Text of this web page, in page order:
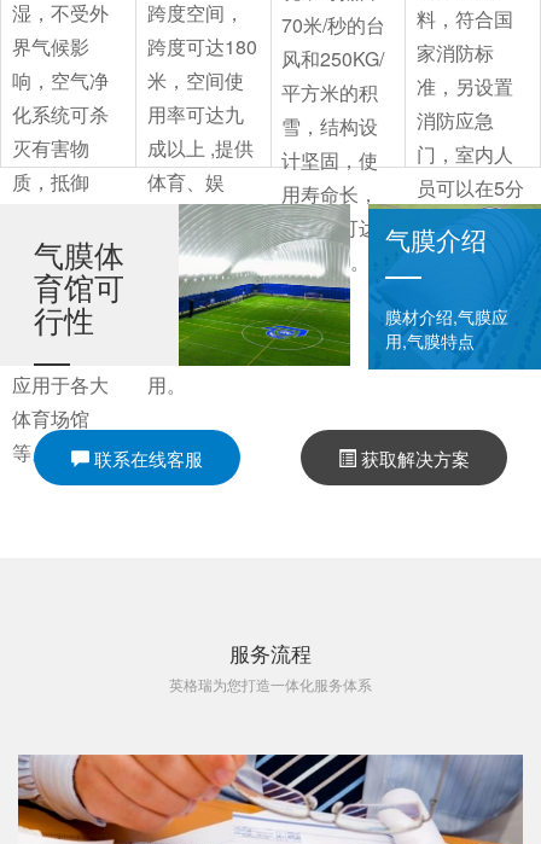
湿，不受外
界气候影
响，空气净
化系统可杀
灭有害物
质，抵御
内空气每小
时6到18次更
新，提供富
应用于各大
体育场馆
等。
跨度空间，
跨度可达180
米，空间使
用率可达九
成以上 ,提供
体育、娱
乐、展示等
多功能需
求，在煤仓
和污水处理
方面也可应
用。
70米/秒的台
风和250KG/
平方米的积
雪，结构设
计坚固，使
用寿命长，
其寿命可达
25-35年。
料，符合国
家消防标
准，另设置
消防应急
门，室内人
员可以在5分
钟内全部撤
离。
气膜体
育馆可
行性
气膜体育馆可
以说是“能过滤
PM2.5的体育
气膜体育馆的
内部空间中，
气压、温度、
气膜介绍
膜材介绍,气膜应
用,气膜特点
联系在线客服 获取解决方案
服务流程
英格瑞为您打造一体化服务体系